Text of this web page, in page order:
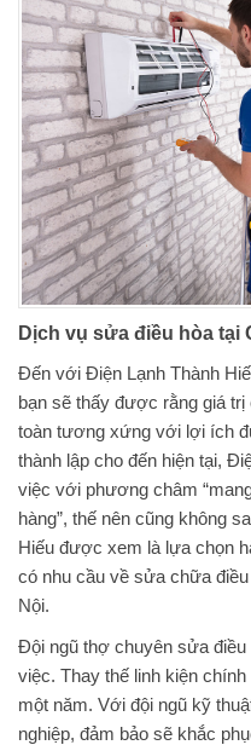
Dịch vụ sửa điều hòa tại
Đến với Điện Lạnh Thành
bạn sẽ thấy được rằng giá trị
toàn tương xứng với lợi ích
thành lập cho đến hiện tại,
việc với phương châm
hàng”, thế nên cũng không
Hiếu được xem là lựa chọn
có nhu cầu về sửa chữa
Nội.
Đội ngũ thợ chuyên sửa
việc. Thay thế linh kiện
một năm. Với đội ngũ kỹ
nghiệp, đảm bảo sẽ khắc